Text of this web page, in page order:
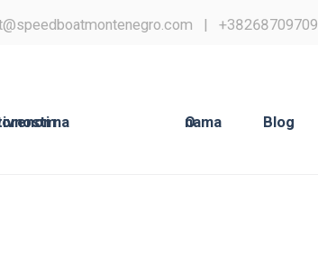
| +38268709709
na otvorenom O nama Blog